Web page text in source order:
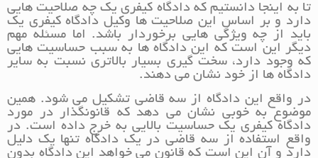
تا به اینجا دانستیم که دادگاه کیفری یک چه صلاحیت هایی
دارد و بر اساس این صلاحیت ها وکیل دادگاه کیفری یک
باید از چه ویژگی هایی برخوردار باشد. اما مسئله مهم
دیگر این است که این دادگاه ها به سبب حساسیت هایی
که وجود دارد، سخت گیری بسیار بالاتری نسبت به سایر
دادگاه ها از خود نشان می دهند.
در واقع این دادگاه از سه قاضی تشکیل می شود. همین
موضوع به خوبی نشان می دهد که قانونگذار در مورد
دادگاه کیفری یک حساسیت بالایی به خرج داده است. در
واقع استفاده از سه قاضی در یک دادگاه تنها یک دلیل
دارد و آن این است که قانون می خواهد این دادگاه بدون